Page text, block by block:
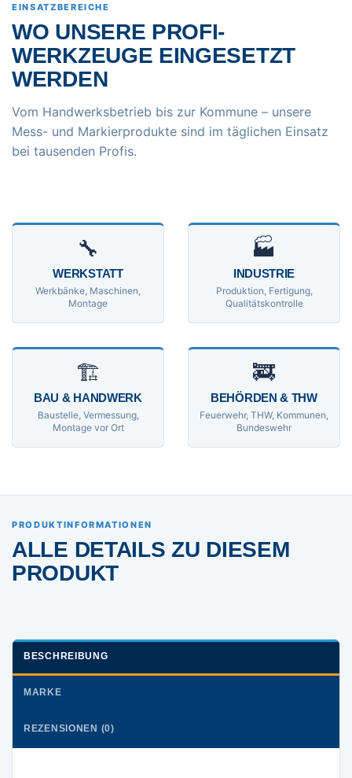
EINSATZBEREICHE
WO UNSERE PROFI-
WERKZEUGE EINGESETZT
WERDEN
Vom Handwerksbetrieb bis zur Kommune – unsere
Mess- und Markierprodukte sind im täglichen Einsatz
bei tausenden Profis.
🔧
WERKSTATT
Werkbänke, Maschinen,
Montage
🏭
INDUSTRIE
Produktion, Fertigung,
Qualitätskontrolle
🏗
BAU & HANDWERK
Baustelle, Vermessung,
Montage vor Ort
🚒
BEHÖRDEN & THW
Feuerwehr, THW, Kommunen,
Bundeswehr
PRODUKTINFORMATIONEN
ALLE DETAILS ZU DIESEM
PRODUKT
BESCHREIBUNG
MARKE
REZENSIONEN (0)